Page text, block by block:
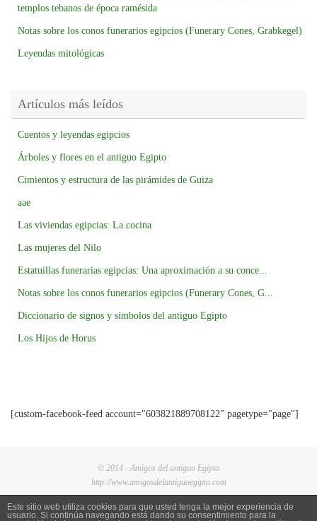
templos tebanos de época ramésida
Notas sobre los conos funerarios egipcios (Funerary Cones, Grabkegel)
Leyendas mitológicas
Artículos más leídos
Cuentos y leyendas egipcios
Árboles y flores en el antiguo Egipto
Cimientos y estructura de las pirámides de Guiza
aae
Las viviendas egipcias: La cocina
Las mujeres del Nilo
Estatuillas funerarias egipcias: Una aproximación a su conce...
Notas sobre los conos funerarios egipcios (Funerary Cones, G...
Diccionario de signos y símbolos del antiguo Egipto
Los Hijos de Horus
[custom-facebook-feed account="603821889708122" pagetype="page"]
© 2014 - Amigos del antiguo Egipto
http://www.amigosdelantiguoegipto.com
Este sitio web utiliza cookies para que usted tenga la mejor experiencia de
usuario. Si continúa navegando está dando su consentimiento para la